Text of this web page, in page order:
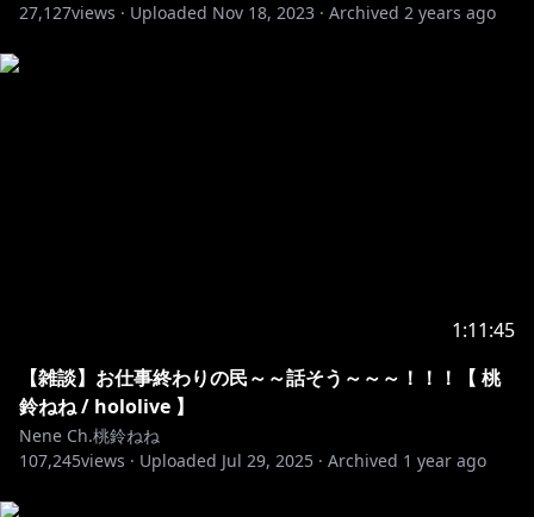
サムネイル：
東京都板橋区加賀1丁目6番1号
ネットデポ新板橋
カバー株式会社 ホロライブ プレゼント係分
桃鈴ねね宛
27,127views · Uploaded Nov 18, 2023 · Archived 2 years ago
1:11:45
【雑談】お仕事終わりの民～～話そう～～～！！！【 桃
鈴ねね / hololive 】
Nene Ch.桃鈴ねね
107,245views · Uploaded Jul 29, 2025 · Archived 1 year ago